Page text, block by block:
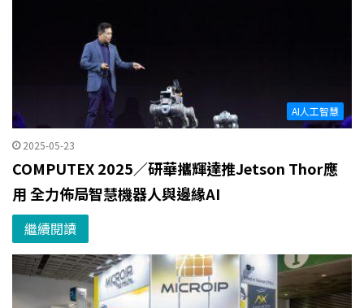
AI人工智慧
2025-05-23
COMPUTEX 2025／研華攜輝達推Jetson Thor應
用 全力佈局智慧機器人與邊緣AI
繼續閱讀